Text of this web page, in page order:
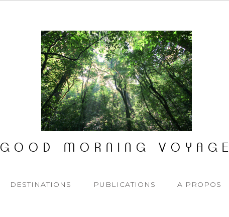
GOOD MORNING
DESTINATIONS PUBLICATIONS A PROPOS